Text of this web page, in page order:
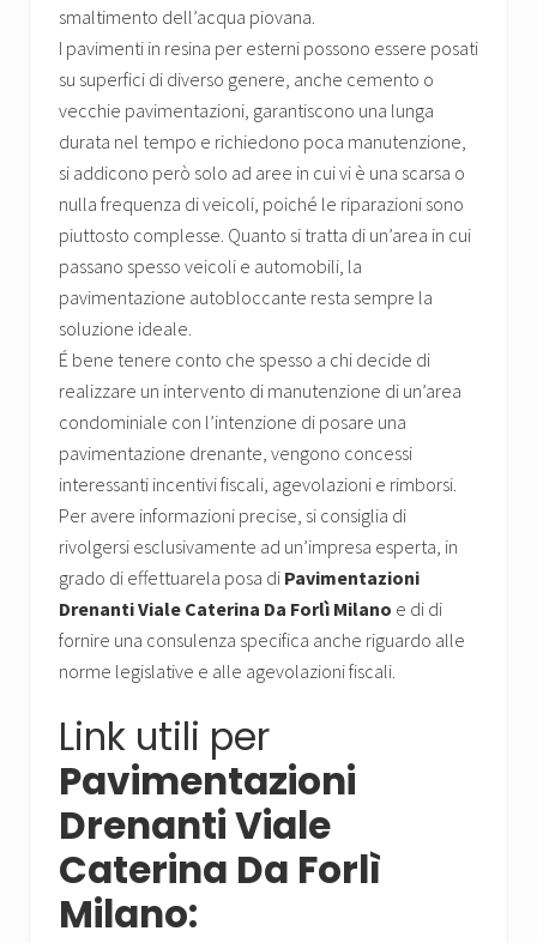
smaltimento dell’acqua piovana.
I pavimenti in resina per esterni possono essere posati
su superfici di diverso genere, anche cemento o
vecchie pavimentazioni, garantiscono una lunga
durata nel tempo e richiedono poca manutenzione,
si addicono però solo ad aree in cui vi è una scarsa o
nulla frequenza di veicoli, poiché le riparazioni sono
piuttosto complesse. Quanto si tratta di un’area in cui
passano spesso veicoli e automobili, la
pavimentazione autobloccante resta sempre la
soluzione ideale.
É bene tenere conto che spesso a chi decide di
realizzare un intervento di manutenzione di un’area
condominiale con l’intenzione di posare una
pavimentazione drenante, vengono concessi
interessanti incentivi fiscali, agevolazioni e rimborsi.
Per avere informazioni precise, si consiglia di
rivolgersi esclusivamente ad un’impresa esperta, in
grado di effettuarela posa di Pavimentazioni
Drenanti Viale Caterina Da Forlì Milano e di di
fornire una consulenza specifica anche riguardo alle
norme legislative e alle agevolazioni fiscali.
Link utili per
Pavimentazioni
Drenanti Viale
Caterina Da Forlì
Milano: